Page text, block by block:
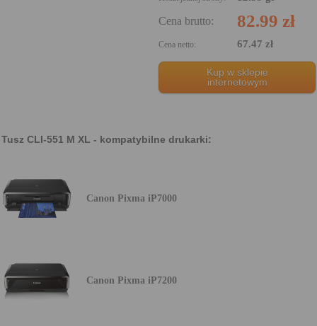
Cena brutto: 82.99 zł
Cena netto: 67.47 zł
Kup w sklepie
internetowym
Tusz CLI-551 M XL - kompatybilne drukarki:
Canon Pixma iP7000
Canon Pixma iP7200